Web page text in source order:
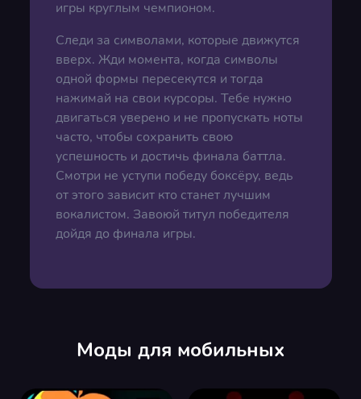
игры круглым чемпионом.
Следи за символами, которые движутся
вверх. Жди момента, когда символы
одной формы пересекутся и тогда
нажимай на свои курсоры. Тебе нужно
двигаться уверено и не пропускать ноты
часто, чтобы сохранить свою
успешность и достичь финала баттла.
Смотри не уступи победу боксёру, ведь
от этого зависит кто станет лучшим
вокалистом. Завоюй титул победителя
дойдя до финала игры.
Моды для мобильных